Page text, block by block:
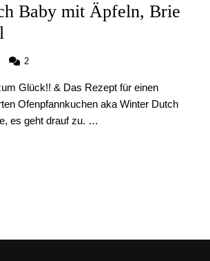
Baby mit Äpfeln, Brie
2
Glück!! & Das Rezept für einen
Ofenpfannkuchen aka Winter Dutch
es geht drauf zu. …